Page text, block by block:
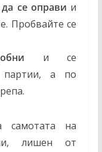
се оправи и
Пробвайте се
и се
а по
самотата на
лишен от